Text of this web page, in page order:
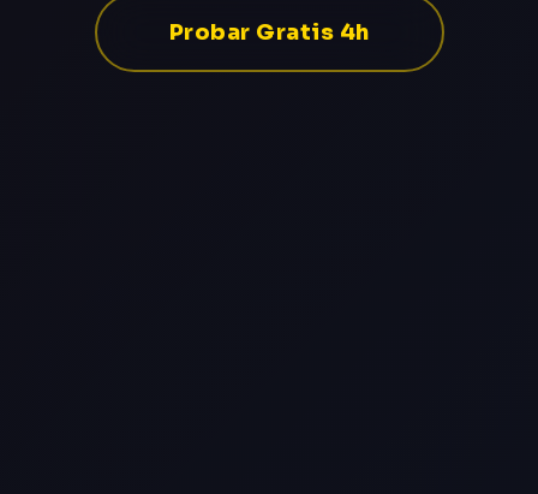
Probar Gratis 4h